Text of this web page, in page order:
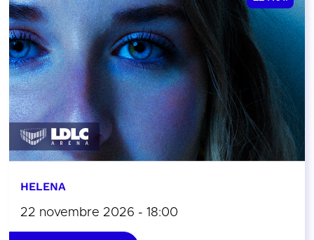
HELENA
22 novembre 2026 - 18:00